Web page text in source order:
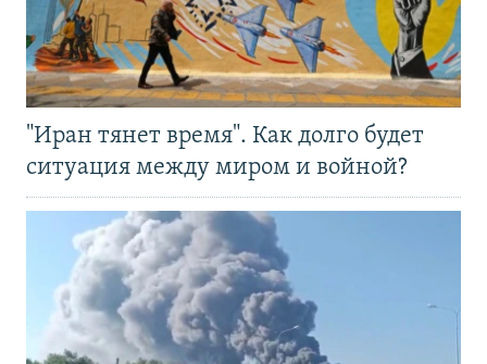
"Иран тянет время". Как долго будет
ситуация между миром и войной?